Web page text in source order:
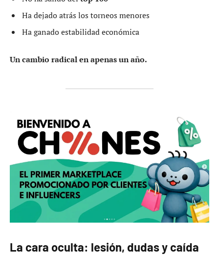
Ha dejado atrás los torneos menores
Ha ganado estabilidad económica
Un cambio radical en apenas un año.
La cara oculta: lesión, dudas y caída